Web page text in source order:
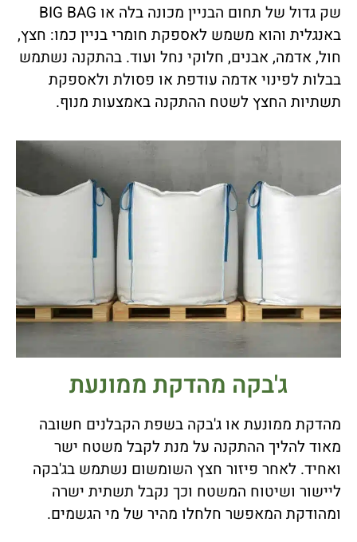
שק גדול של תחום הבניין מכונה בלה או BIG BAG
באנגלית והוא משמש לאספקת חומרי בניין כמו: חצץ,
חול, אדמה, אבנים, חלוקי נחל ועוד. בהתקנה נשתמש
בבלות לפינוי אדמה עודפת או פסולת ולאספקת
תשתיות החצץ לשטח ההתקנה באמצעות מנוף.
ג'בקה מהדקת ממונעת
מהדקת ממונעת או ג'בקה בשפת הקבלנים חשובה
מאוד להליך ההתקנה על מנת לקבל משטח ישר
ואחיד. לאחר פיזור חצץ השומשום נשתמש בג'בקה
ליישור ושיטוח המשטח וכך נקבל תשתית ישרה
ומהודקת המאפשר חלחלו מהיר של מי הגשמים.